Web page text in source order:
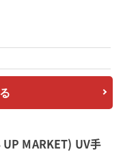
MARKET) UV手